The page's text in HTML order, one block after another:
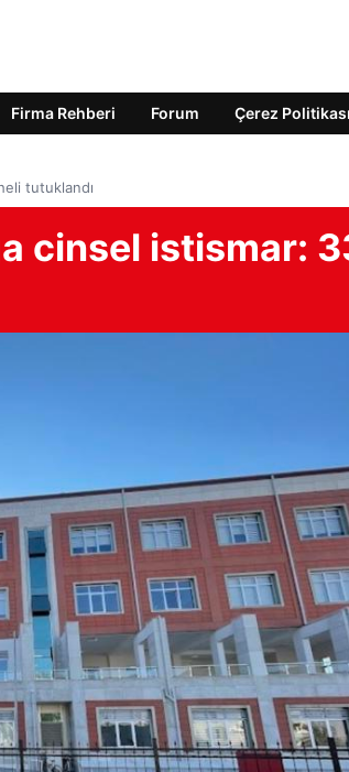
Firma Rehberi Forum Çerez Politikası
tutuklandı
cinsel istismar: